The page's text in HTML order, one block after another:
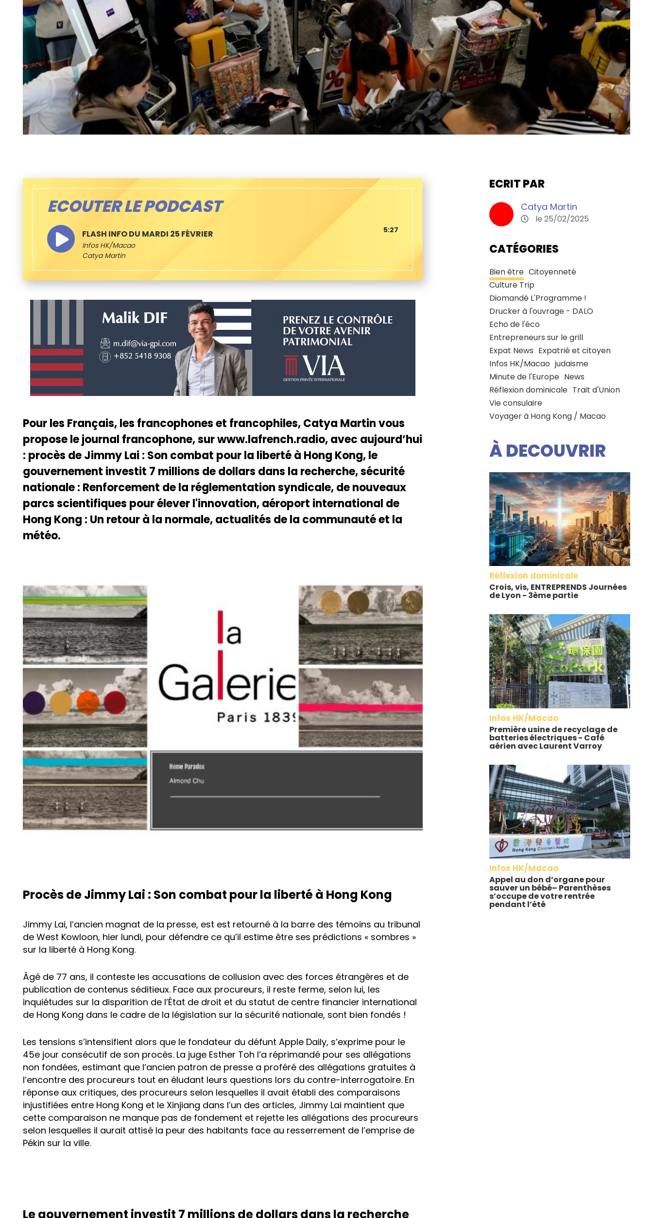
ECOUTER LE PODCAST
FLASH INFO DU MARDI 25 FÉVRIER
Infos HK/Macao
Catya Martin
5:27
Pour les Français, les francophones et francophiles, Catya Martin vous
propose le journal francophone, sur www.lafrench.radio, avec aujourd’hui
: procès de Jimmy Lai : Son combat pour la liberté à Hong Kong, le
gouvernement investit 7 millions de dollars dans la recherche, sécurité
nationale : Renforcement de la réglementation syndicale, de nouveaux
parcs scientifiques pour élever l'innovation, aéroport international de
Hong Kong : Un retour à la normale, actualités de la communauté et la
météo.
Procès de Jimmy Lai : Son combat pour la liberté à Hong Kong
Jimmy Lai, l’ancien magnat de la presse, est est retourné à la barre des témoins au tribunal
de West Kowloon, hier lundi, pour défendre ce qu’il estime être ses prédictions « sombres »
sur la liberté à Hong Kong.
Âgé de 77 ans, il conteste les accusations de collusion avec des forces étrangères et de
publication de contenus séditieux. Face aux procureurs, il reste ferme, selon lui, les
inquiétudes sur la disparition de l’État de droit et du statut de centre financier international
de Hong Kong dans le cadre de la législation sur la sécurité nationale, sont bien fondés !
Les tensions s’intensifient alors que le fondateur du défunt Apple Daily, s’exprime pour le
45e jour consécutif de son procès. La juge Esther Toh l’a réprimandé pour ses allégations
non fondées, estimant que l’ancien patron de presse a proféré des allégations gratuites à
l’encontre des procureurs tout en éludant leurs questions lors du contre-interrogatoire. En
réponse aux critiques, des procureurs selon lesquelles il avait établi des comparaisons
injustifiées entre Hong Kong et le Xinjiang dans l’un des articles, Jimmy Lai maintient que
cette comparaison ne manque pas de fondement et rejette les allégations des procureurs
selon lesquelles il aurait attisé la peur des habitants face au resserrement de l’emprise de
Pékin sur la ville.
Le gouvernement investit 7 millions de dollars dans la recherche
ECRIT PAR
Catya Martin
le 25/02/2025
CATÉGORIES
Bien être Citoyenneté
Culture Trip
Diomandé L'Programme !
Drucker à l'ouvrage - DALO
Echo de l'éco
Entrepreneurs sur le grill
Expat News Expatrié et citoyen
Infos HK/Macao judaisme
Minute de l'Europe News
Réflexion dominicale Trait d'Union
Vie consulaire
Voyager à Hong Kong / Macao
À DECOUVRIR
Réflexion dominicale
Crois, vis, ENTREPRENDS Journées
de Lyon - 3ème partie
Infos HK/Macao
Première usine de recyclage de
batteries électriques - Café
aérien avec Laurent Varroy
Infos HK/Macao
Appel au don d’organe pour
sauver un bébé– Parenthèses
s’occupe de votre rentrée
pendant l’été